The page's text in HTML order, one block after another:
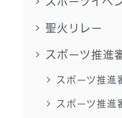
聖火リレー
スポーツ推進
スポーツ推進
スポーツ推進